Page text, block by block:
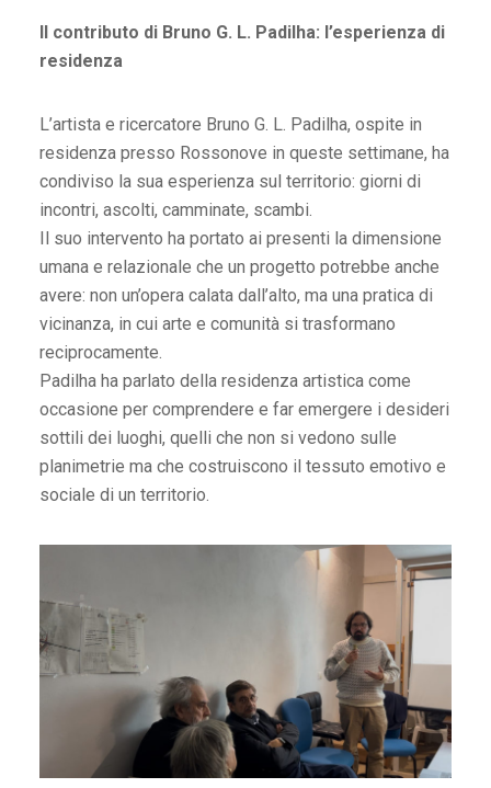
Il contributo di Bruno G. L. Padilha: l’esperienza di
residenza
L’artista e ricercatore Bruno G. L. Padilha, ospite in
residenza presso Rossonove in queste settimane, ha
condiviso la sua esperienza sul territorio: giorni di
incontri, ascolti, camminate, scambi.
Il suo intervento ha portato ai presenti la dimensione
umana e relazionale che un progetto potrebbe anche
avere: non un’opera calata dall’alto, ma una pratica di
vicinanza, in cui arte e comunità si trasformano
reciprocamente.
Padilha ha parlato della residenza artistica come
occasione per comprendere e far emergere i desideri
sottili dei luoghi, quelli che non si vedono sulle
planimetrie ma che costruiscono il tessuto emotivo e
sociale di un territorio.